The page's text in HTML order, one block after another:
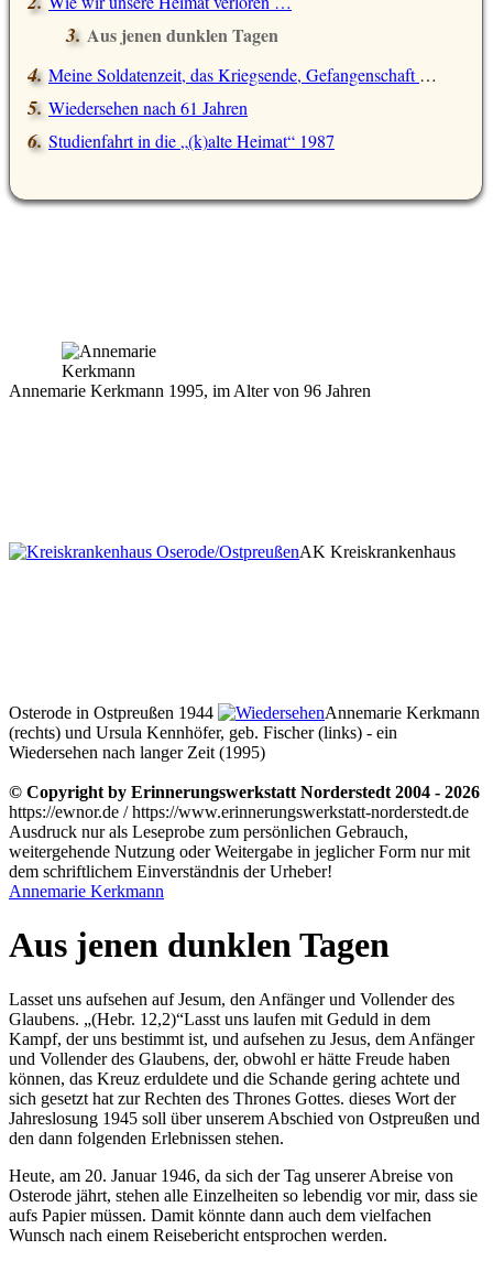
Aus jenen dunklen Tagen
Meine Soldatenzeit, das Kriegsende, Gefangenschaft und Flucht
Wiedersehen nach 61 Jahren
Studienfahrt in die (k)alte Heimat 1987
Annemarie Kerkmann 1995, im Alter von 96 Jahren
AK Kreiskrankenhaus
Osterode in Ostpreußen 1944
Annemarie Kerkmann
(rechts) und Ursula Kennhöfer, geb. Fischer (links) - ein
Wiedersehen nach langer Zeit (1995)
© Copyright by Erinnerungswerkstatt Norderstedt 2004 - 2026
https://ewnor.de / https://www.erinnerungswerkstatt-norderstedt.de
Ausdruck nur als Leseprobe zum persönlichen Gebrauch,
weitergehende Nutzung oder Weitergabe in jeglicher Form nur mit
dem schriftlichem Einverständnis der Urheber!
Annemarie Kerkmann
Aus jenen dunklen Tagen
Lasset uns aufsehen auf Jesum, den Anfänger und Vollender des
Glaubens.
(Hebr. 12,2) Lasst uns laufen mit Geduld in dem
Kampf, der uns bestimmt ist, und aufsehen zu Jesus, dem Anfänger
und Vollender des Glaubens, der, obwohl er hätte Freude haben
können, das Kreuz erduldete und die Schande gering achtete und
sich gesetzt hat zur Rechten des Thrones Gottes. dieses Wort der
Jahreslosung 1945 soll über unserem Abschied von Ostpreußen und
den dann folgenden Erlebnissen stehen.
Heute, am 20. Januar 1946, da sich der Tag unserer Abreise von
Osterode jährt, stehen alle Einzelheiten so lebendig vor mir, dass sie
aufs Papier müssen. Damit könnte dann auch dem vielfachen
Wunsch nach einem Reisebericht entsprochen werden.